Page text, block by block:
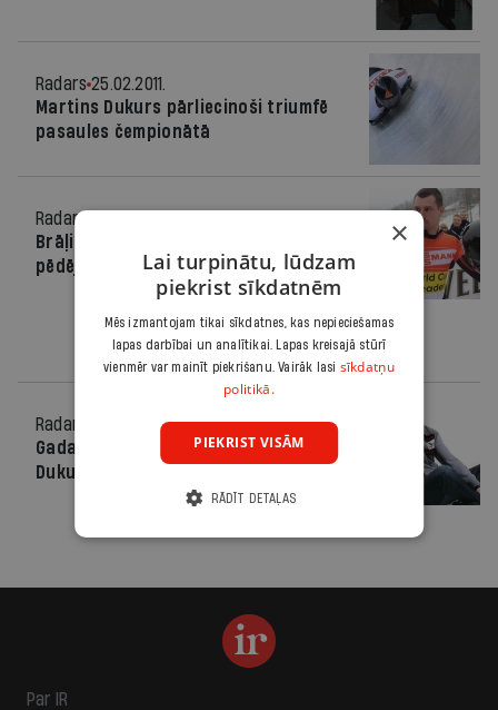
Radars 25.02.2011.
Martins Dukurs pārliecinoši triumfē
pasaules čempionātā
Radars
Brāļiem Dukuriem dubultuzvara PK
pēdējā posmā
Radars
24.12.2010.
Gada sportisti – Radēviča un Martins
Dukurs
Par IR
×
Lai turpinātu, lūdzam
piekrist sīkdatnēm
Mēs izmantojam tikai sīkdatnes, kas nepieciešamas
lapas darbībai un analītikai. Lapas kreisajā stūrī
vienmēr var mainīt piekrišanu. Vairāk lasi sīkdatņu
politikā.
PIEKRIST VISĀM
RĀDĪT DETAĻAS